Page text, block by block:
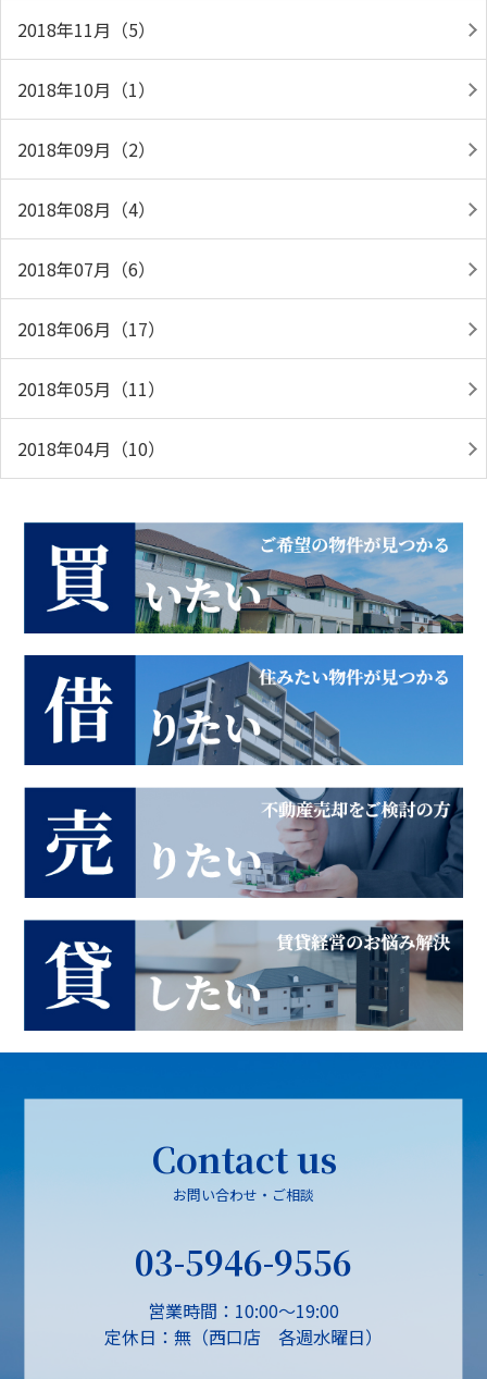
2018年11月（5）
2018年10月（1）
2018年09月（2）
2018年08月（4）
2018年07月（6）
2018年06月（17）
2018年05月（11）
2018年04月（10）
Contact us
お問い合わせ・ご相談
03-5946-9556
営業時間：10:00～19:00
定休日：無（西口店 各週水曜日）